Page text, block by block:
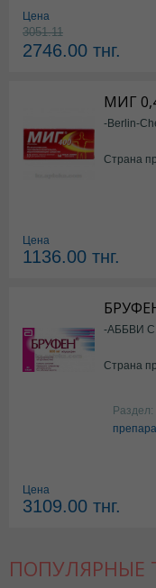
Цена
3051.11
2746.00 тнг.
МИГ
-Berlin-
Страна
Цена
1136.00 тнг.
-АББВИ
Страна
Раздел:
Цена
3109.00 тнг.
ПОПУЛЯРНЫЕ